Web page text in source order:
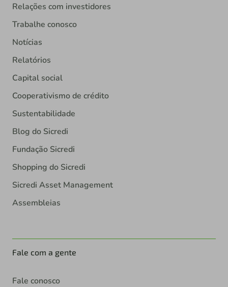
Relações com investidores
Trabalhe conosco
Notícias
Relatórios
Capital social
Cooperativismo de crédito
Sustentabilidade
Blog do Sicredi
Fundação Sicredi
Shopping do Sicredi
Sicredi Asset Management
Assembleias
Fale com a gente
Fale conosco